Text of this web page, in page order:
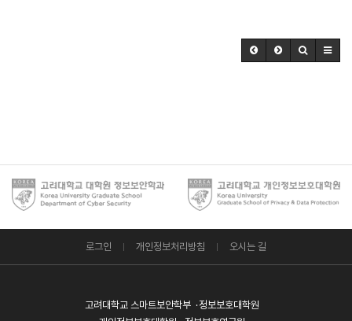
로그인 개인정보처리방침 오시는 길
고려대학교 스마트보안학부
정보보호대학원